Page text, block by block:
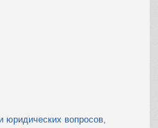
юридических вопросов,